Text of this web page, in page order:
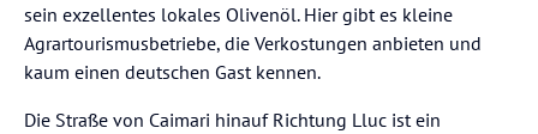
sein exzellentes lokales Olivenöl. Hier gibt es kleine
Agrartourismusbetriebe, die Verkostungen anbieten und
kaum einen deutschen Gast kennen.
Die Straße von Caimari hinauf Richtung Lluc ist ein